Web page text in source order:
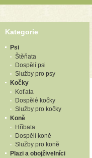
Kategorie
Psi
Štěňata
Dospělí psi
Služby pro psy
Kočky
Koťata
Dospělé kočky
Služby pro kočky
Koně
Hříbata
Dospělí koně
Služby pro koně
Plazi a obojživelníci